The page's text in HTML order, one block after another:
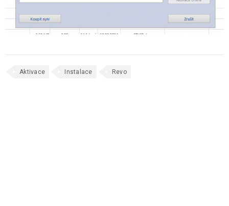
Aktivace Instalace Revo